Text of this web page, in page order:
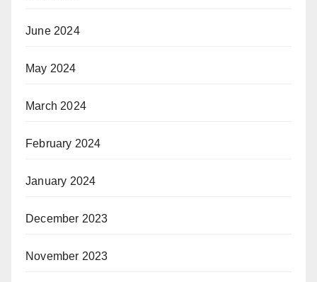
June 2024
May 2024
March 2024
February 2024
January 2024
December 2023
November 2023